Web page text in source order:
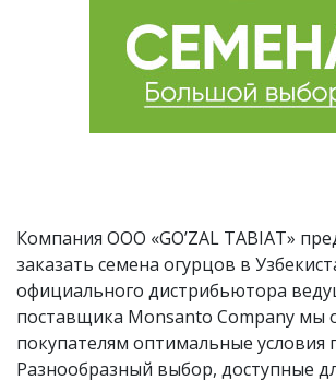
Компания OOO «GO’ZAL TABIAT»
заказать семена огурцов в
официального дистрибьютора
поставщика Monsanto Company мы
покупателям оптимальные условия
Разнообразный выбор, доступные